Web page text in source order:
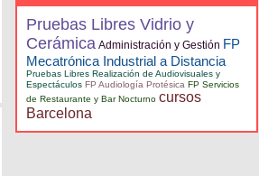
Pruebas Libres Vidrio y
Cerámica Administración y Gestión FP
Mecatrónica Industrial a Distancia
Pruebas Libres Realización de Audiovisuales y
Espectáculos FP Audiología Protésica FP Servicios
de Restaurante y Bar Nocturno cursos
Barcelona